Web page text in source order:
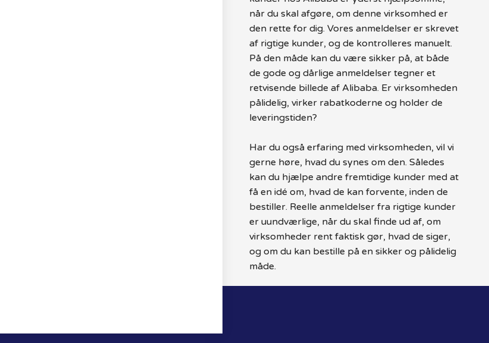
når du skal afgøre, om denne virksomhed er
den rette for dig. Vores anmeldelser er skrevet
af rigtige kunder, og de kontrolleres manuelt.
På den måde kan du være sikker på, at både
de gode og dårlige anmeldelser tegner et
retvisende billede af Alibaba. Er virksomheden
pålidelig, virker rabatkoderne og holder de
leveringstiden?
Har du også erfaring med virksomheden, vil vi
gerne høre, hvad du synes om den. Således
kan du hjælpe andre fremtidige kunder med at
få en idé om, hvad de kan forvente, inden de
bestiller. Reelle anmeldelser fra rigtige kunder
er uundværlige, når du skal finde ud af, om
virksomheder rent faktisk gør, hvad de siger,
og om du kan bestille på en sikker og pålidelig
måde.